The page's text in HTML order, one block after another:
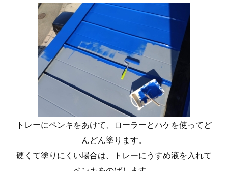
トレーにペンキをあけて、ローラーとハケを使ってど
んどん塗ります。
硬くて塗りにくい場合は、トレーにうすめ液を入れて